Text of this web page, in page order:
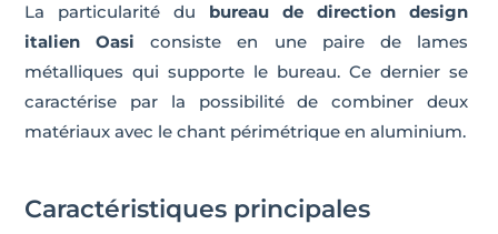
La particularité du bureau de direction design
italien Oasi consiste en une paire de lames
métalliques qui supporte le bureau. Ce dernier se
caractérise par la possibilité de combiner deux
matériaux avec le chant périmétrique en aluminium.
Caractéristiques principales